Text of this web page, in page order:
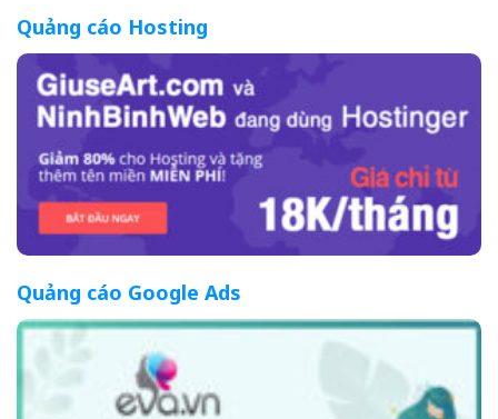
Quảng cáo Hosting
Quảng cáo Google Ads